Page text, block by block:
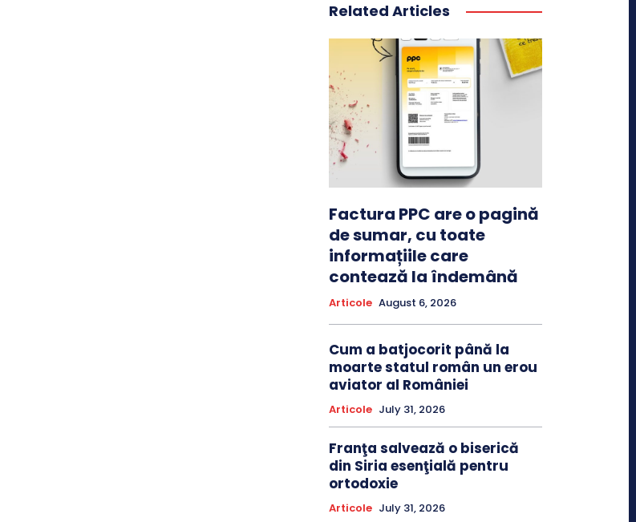
Related Articles
Factura PPC are o pagină
de sumar, cu toate
informațiile care
contează la îndemână
Articole August 6, 2026
Cum a batjocorit până la
moarte statul român un erou
aviator al României
Articole July 31, 2026
Franţa salvează o biserică
din Siria esenţială pentru
ortodoxie
Articole July 31, 2026